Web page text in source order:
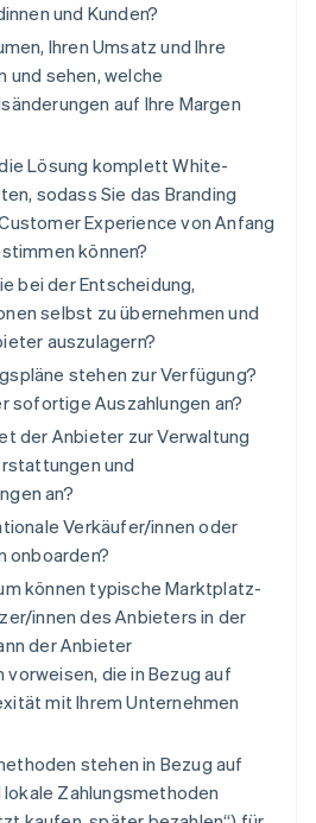
und Kunden?
Ihren Umsatz und Ihre
und sehen, welche
auf Ihre Margen
Lösung komplett White-
sodass Sie das Branding
Experience von Anfang
können?
bei der Entscheidung,
selbst zu übernehmen und
auszulagern?
stehen zur Verfügung?
sofortige Auszahlungen an?
der Anbieter zur Verwaltung
und
an?
Verkäufer/innen oder
onboarden?
können typische Marktplatz-
innen des Anbieters in der
der Anbieter
die in Bezug auf
mit Ihrem Unternehmen
stehen in Bezug auf
Zahlungsmethoden